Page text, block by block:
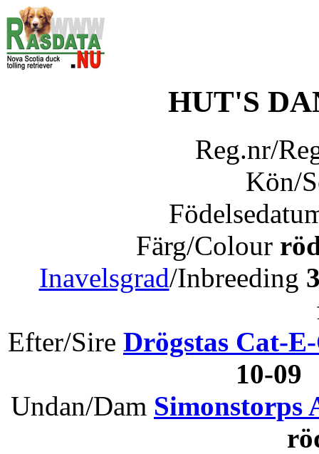
HUT'S
Reg.nr/
Kön/
Färg/Colour
Inavelsgrad/Inbreeding
Efter/Sire Drögstas Cat-
10-
Undan/Dam Simonstorps